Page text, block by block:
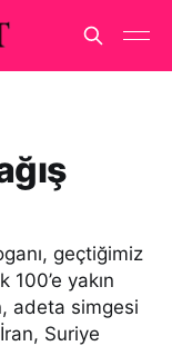
geçtiğimiz
100’e yakın
adeta simgesi
Suriye